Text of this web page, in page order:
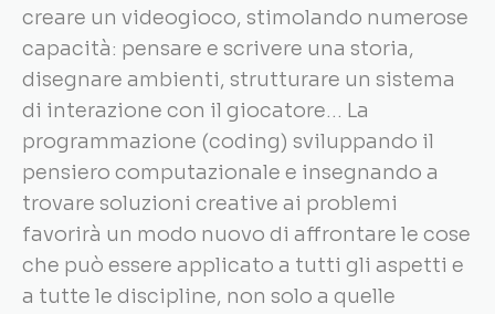
creare un videogioco, stimolando numerose
capacità: pensare e scrivere una storia,
disegnare ambienti, strutturare un sistema
di interazione con il giocatore… La
programmazione (coding) sviluppando il
pensiero computazionale e insegnando a
trovare soluzioni creative ai problemi
favorirà un modo nuovo di affrontare le cose
che può essere applicato a tutti gli aspetti e
a tutte le discipline, non solo a quelle